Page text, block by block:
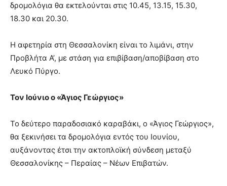
δρομολόγια θα εκτελούνται στις 10.45, 13.15, 15.30,
18.30 και 20.30.
Η αφετηρία στη Θεσσαλονίκη είναι το λιμάνι, στην
Προβλήτα Α’, με στάση για επιβίβαση/αποβίβαση στο
Λευκό Πύργο.
Τον Ιούνιο ο «Άγιος Γεώργιος»
Το δεύτερο παραδοσιακό καραβάκι, ο «Άγιος Γεώργιος»,
θα ξεκινήσει τα δρομολόγια εντός του Ιουνίου,
αυξάνοντας έτσι την ακτοπλοϊκή σύνδεση μεταξύ
Θεσσαλονίκης – Περαίας – Νέων Επιβατών.